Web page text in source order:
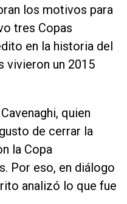
los motivos para
tres Copas
en la historia del
vivieron un 2015
quien
de cerrar la
la Copa
Por eso, en diálogo
analizó lo que fue